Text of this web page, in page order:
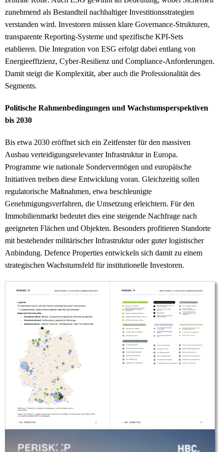
zunehmend als Bestandteil nachhaltiger Investitionsstrategien
verstanden wird. Investoren müssen klare Governance-Strukturen,
transparente Reporting-Systeme und spezifische KPI-Sets
etablieren. Die Integration von ESG erfolgt dabei entlang von
Energieeffizienz, Cyber-Resilienz und Compliance-Anforderungen.
Damit steigt die Komplexität, aber auch die Professionalität des
Segments.
Politische Rahmenbedingungen und Wachstumsperspektiven
bis 2030
Bis etwa 2030 eröffnet sich ein Zeitfenster für den massiven
Ausbau verteidigungsrelevanter Infrastruktur in Europa.
Programme wie nationale Sondervermögen und europäische
Initiativen treiben diese Entwicklung voran. Gleichzeitig sollen
regulatorische Maßnahmen, etwa beschleunigte
Genehmigungsverfahren, die Umsetzung erleichtern. Für den
Immobilienmarkt bedeutet dies eine steigende Nachfrage nach
geeigneten Flächen und Objekten. Besonders profitieren Standorte
mit bestehender militärischer Infrastruktur oder guter logistischer
Anbindung. Defence Properties entwickeln sich damit zu einem
strategischen Wachstumsfeld für institutionelle Investoren.